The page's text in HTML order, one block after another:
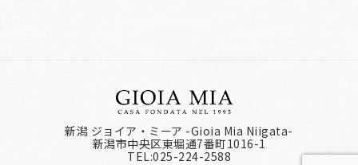
新潟 ジョイア・ミーア -Gioia Mia Niigata-
新潟市中央区東堀通7番町1016-1
TEL:025-224-2588